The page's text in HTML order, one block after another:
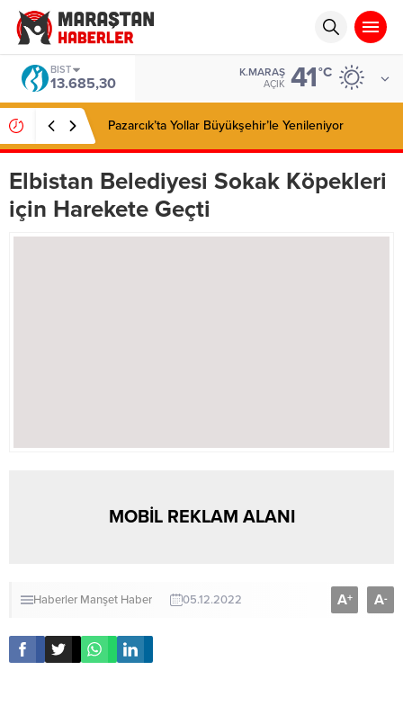
BIST
13.685,30
K.MARAŞ
AÇIK 41°C
Pazarcık’ta Yollar Büyükşehir’le Yenileniyor
Elbistan Belediyesi Sokak Köpekleri
için Harekete Geçti
MOBİL REKLAM ALANI
Haberler Manşet Haber 05.12.2022 A+ A-